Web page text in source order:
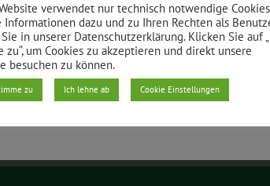
verwendet nur technisch notwendige
Informationen dazu und zu Ihren Rechten als
in unserer Datenschutzerklärung. Klicken Sie auf
zu“, um Cookies zu akzeptieren und direkt unsere
besuchen zu können.
zu Ich lehne ab Cookie Einstellungen